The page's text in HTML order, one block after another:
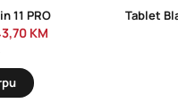
11 PRO
KM